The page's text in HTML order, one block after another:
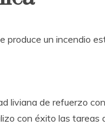
un incendio
liviana de refuerzo
con éxito las